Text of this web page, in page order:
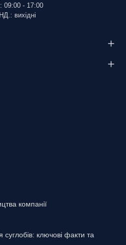
09:00 - 17:00
вихідні
компанії
суглобів: ключові факти та